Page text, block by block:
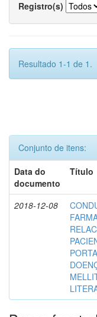
Registro(s)
Resultado 1-1 de 1.
Conjunto de itens:
Data do
documento
Título
2018-12-08